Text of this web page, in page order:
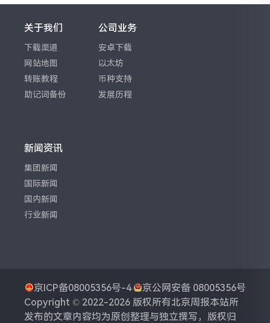
关于我们
下载渠道
网站地图
转账教程
助记词备份
公司业务
安卓下载
以太坊
币种支持
发展历程
新闻资讯
集团新闻
国际新闻
国内新闻
行业新闻
京ICP备08005356号-4
京公网安备 08005356号
Copyright © 2022-2026 版权所有北京周报本站所
发布的文章内容均为原创整理与独立撰写，版权归